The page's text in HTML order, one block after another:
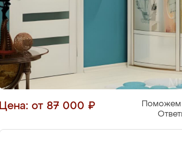
Цена: от 87 000 ₽
Поможем